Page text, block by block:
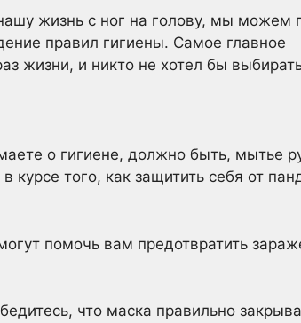
жизнь с ног на голову, мы можем
правил гигиены. Самое главное
жизни, и никто не хотел бы
о гигиене, должно быть, мытье
курсе того, как защитить себя от
помочь вам предотвратить
что маска правильно